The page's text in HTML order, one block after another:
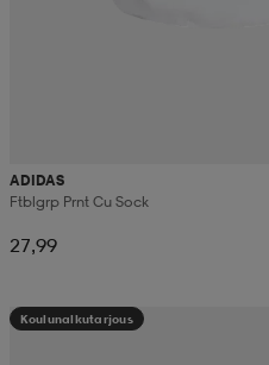
ADIDAS
Ftblgrp Prnt Cu Sock
27,99
Koulunalkutarjous